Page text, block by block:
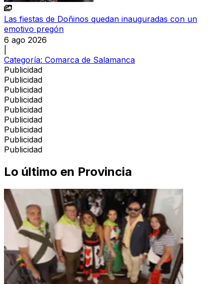
Las fiestas de Doñinos quedan inauguradas con un
emotivo pregón
6 ago 2026
Categoría: Comarca de Salamanca
Publicidad
Publicidad
Publicidad
Publicidad
Publicidad
Publicidad
Publicidad
Publicidad
Publicidad
Lo último en Provincia